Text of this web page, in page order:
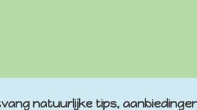
natuurlijke tips,